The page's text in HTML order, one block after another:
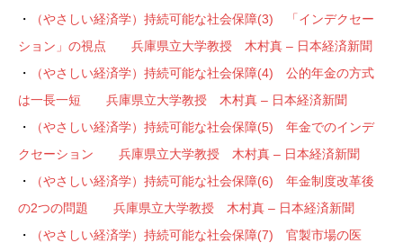
・
（やさしい経済学）持続可能な社会保障(3) 「インデクセー
ション」の視点 兵庫県立大学教授 木村真 – 日本経済新聞
・
（やさしい経済学）持続可能な社会保障(4) 公的年金の方式
は一長一短 兵庫県立大学教授 木村真 – 日本経済新聞
・
（やさしい経済学）持続可能な社会保障(5) 年金でのインデ
クセーション 兵庫県立大学教授 木村真 – 日本経済新聞
・
（やさしい経済学）持続可能な社会保障(6) 年金制度改革後
の2つの問題 兵庫県立大学教授 木村真 – 日本経済新聞
・
（やさしい経済学）持続可能な社会保障(7) 官製市場の医